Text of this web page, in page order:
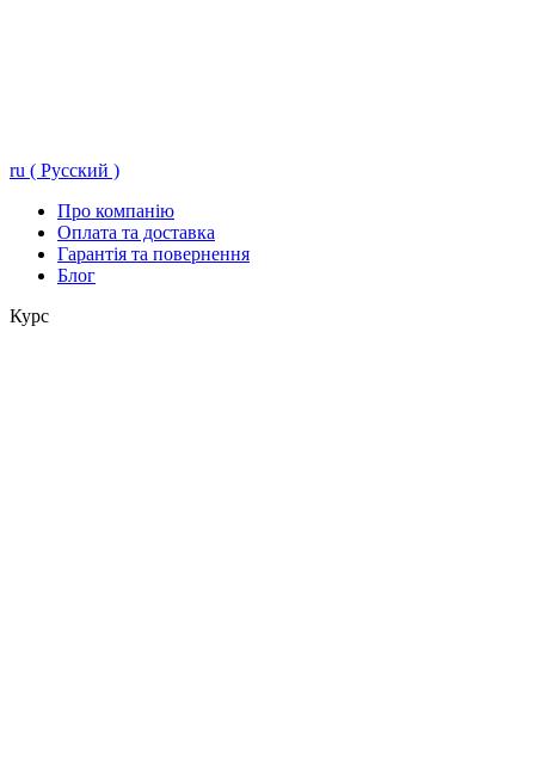
ru ( Русский )
Про компанію
Оплата та доставка
Гарантія та повернення
Блог
Курс